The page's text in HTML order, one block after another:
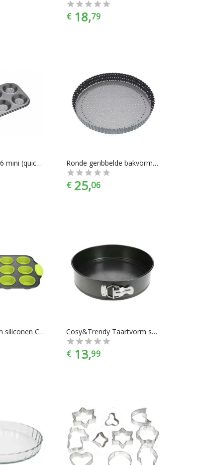
€ 18,79
Bakvorm voor 6 mini (quiche) vormen Geperforeerd, 24 cm x 16 cm - Masterclass Ronde geribbelde bakvorm Geperforeerd met losse bodem, 30 cm - Masterclass
€ 25,06
Muffin bakvorm siliconen Cosy&Trendy Cosy&Trendy Taartvorm springvorm Ø 28 cm (Anti aanbak)
€ 13,99